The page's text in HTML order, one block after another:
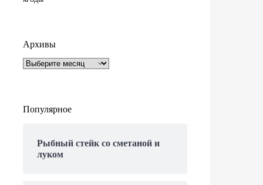
Архивы
Архивы
Популярное
Рыбный стейк со сметаной и
луком